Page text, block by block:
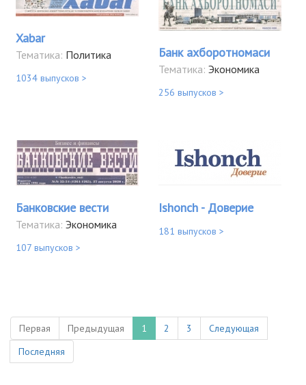
Xabar
Тематика: Политика
1034 выпусков >
Банк ахборотномаси
Тематика: Экономика
256 выпусков >
Банковские вести
Тематика: Экономика
107 выпусков >
Ishonch - Доверие
181 выпусков >
Первая Предыдущая 1 2 3
Следующая
Последняя